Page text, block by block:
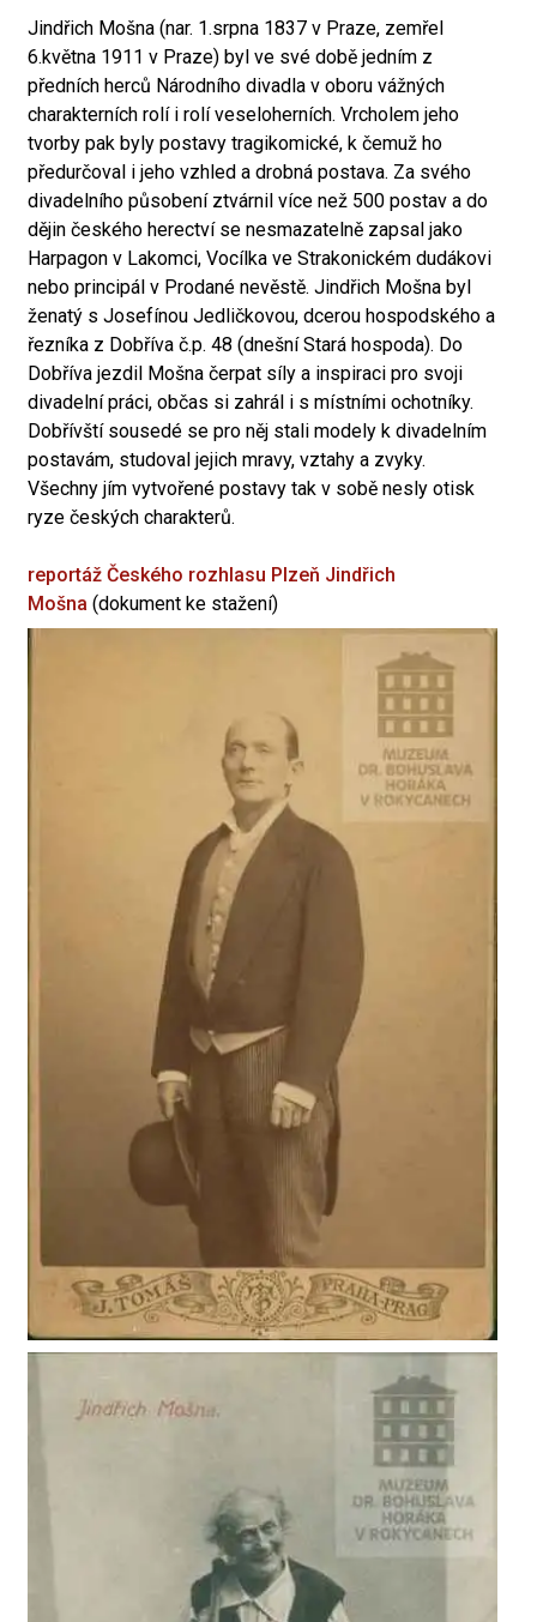
Jindřich Mošna (nar. 1.srpna 1837 v Praze, zemřel
6.května 1911 v Praze) byl ve své době jedním z
předních herců Národního divadla v oboru vážných
charakterních rolí i rolí veseloherních. Vrcholem jeho
tvorby pak byly postavy tragikomické, k čemuž ho
předurčoval i jeho vzhled a drobná postava. Za svého
divadelního působení ztvárnil více než 500 postav a do
dějin českého herectví se nesmazatelně zapsal jako
Harpagon v Lakomci, Vocílka ve Strakonickém dudákovi
nebo principál v Prodané nevěstě. Jindřich Mošna byl
ženatý s Josefínou Jedličkovou, dcerou hospodského a
řezníka z Dobříva č.p. 48 (dnešní Stará hospoda). Do
Dobříva jezdil Mošna čerpat síly a inspiraci pro svoji
divadelní práci, občas si zahrál i s místními ochotníky.
Dobřívští sousedé se pro něj stali modely k divadelním
postavám, studoval jejich mravy, vztahy a zvyky.
Všechny jím vytvořené postavy tak v sobě nesly otisk
ryze českých charakterů.
reportáž Českého rozhlasu Plzeň Jindřich
Mošna (dokument ke stažení)